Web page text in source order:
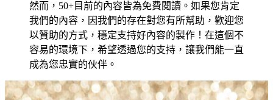
然而，50+目前的內容皆為免費閱讀。如果您肯定
我們的內容，因我們的存在對您有所幫助，歡迎您
以贊助的方式，穩定支持好內容的製作！在這個不
容易的環境下，希望透過您的支持，讓我們能一直
成為您忠實的伙伴。